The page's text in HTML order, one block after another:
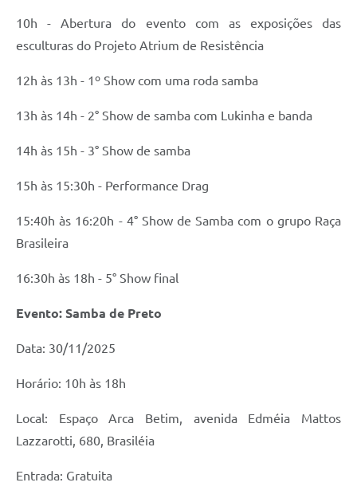
10h - Abertura do evento com as exposições das
esculturas do Projeto Atrium de Resistência
12h às 13h - 1º Show com uma roda samba
13h às 14h - 2° Show de samba com Lukinha e banda
14h às 15h - 3° Show de samba
15h às 15:30h - Performance Drag
15:40h às 16:20h - 4° Show de Samba com o grupo Raça
Brasileira
16:30h às 18h - 5° Show final
Evento: Samba de Preto
Data: 30/11/2025
Horário: 10h às 18h
Local: Espaço Arca Betim, avenida Edméia Mattos
Lazzarotti, 680, Brasiléia
Entrada: Gratuita